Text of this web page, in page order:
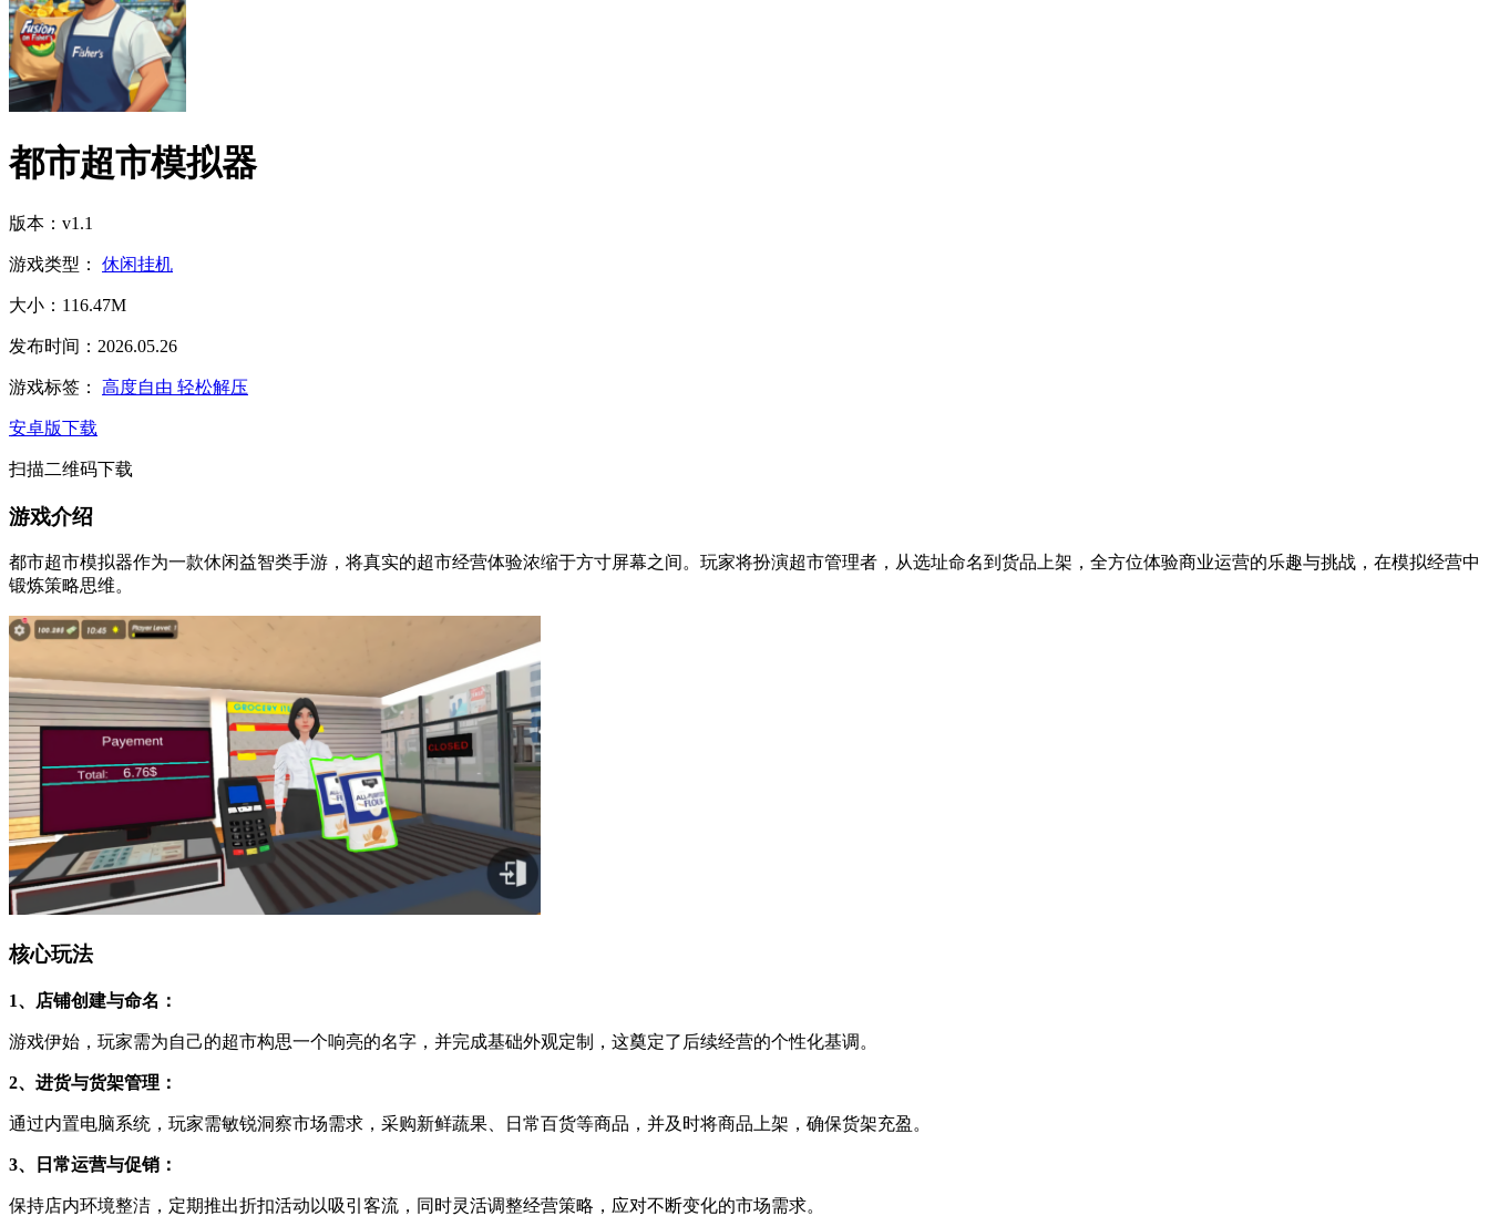
都市超市模拟器
版本：v1.1
游戏类型： 休闲挂机
大小：116.47M
发布时间：2026.05.26
游戏标签： 高度自由 轻松解压
安卓版下载
扫描二维码下载
游戏介绍
都市超市模拟器作为一款休闲益智类手游，将真实的超市经营体验浓缩于方寸屏幕之间。玩家将扮演超市管理者，从选址命名到货品上架，全方位体验商业运营的乐趣与挑战，在模拟经营中
锻炼策略思维。
核心玩法
1、店铺创建与命名：
游戏伊始，玩家需为自己的超市构思一个响亮的名字，并完成基础外观定制，这奠定了后续经营的个性化基调。
2、进货与货架管理：
通过内置电脑系统，玩家需敏锐洞察市场需求，采购新鲜蔬果、日常百货等商品，并及时将商品上架，确保货架充盈。
3、日常运营与促销：
保持店内环境整洁，定期推出折扣活动以吸引客流，同时灵活调整经营策略，应对不断变化的市场需求。